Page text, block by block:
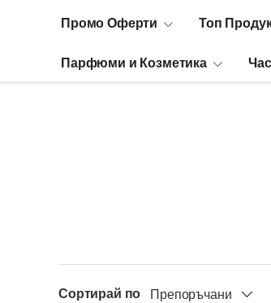
Промо Оферти Топ
Парфюми и Козметика
Сортирай по Препоръчани